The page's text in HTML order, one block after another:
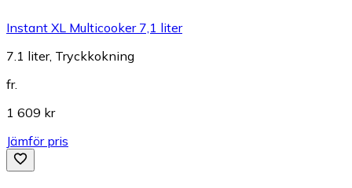
Instant XL Multicooker 7,1 liter
7.1 liter, Tryckkokning
fr.
1 609 kr
Jämför pris